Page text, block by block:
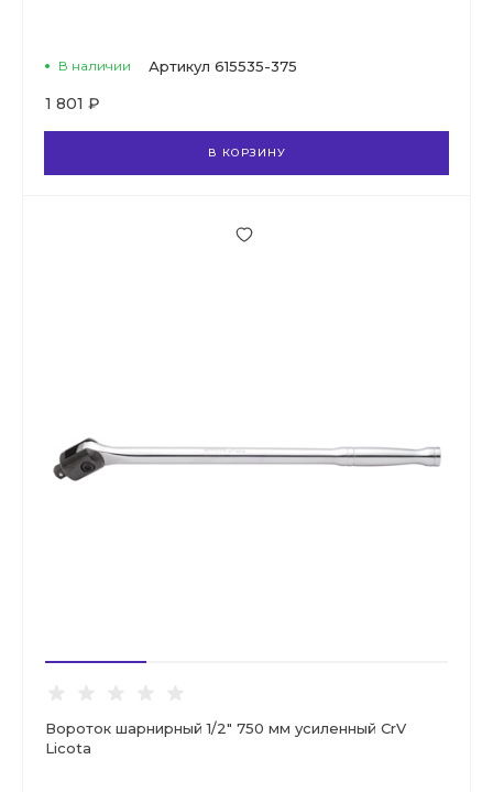
В наличии Артикул 615535-375
1 801 ₽
В КОРЗИНУ
Вороток шарнирный 1/2" 750 мм усиленный CrV
Licota